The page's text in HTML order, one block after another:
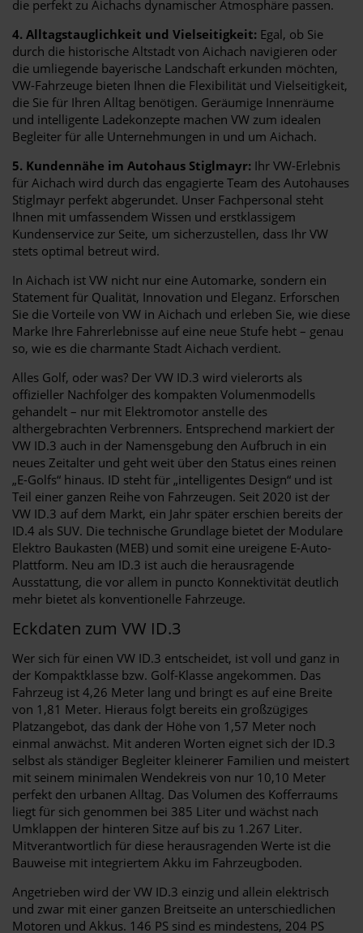
die perfekt zu Aichachs dynamischer Atmosphäre passen.
4. Alltagstauglichkeit und Vielseitigkeit: Egal, ob Sie
durch die historische Altstadt von Aichach navigieren oder
die umliegende bayerische Landschaft erkunden möchten,
VW-Fahrzeuge bieten Ihnen die Flexibilität und Vielseitigkeit,
die Sie für Ihren Alltag benötigen. Geräumige Innenräume
und intelligente Ladekonzepte machen VW zum idealen
Begleiter für alle Unternehmungen in und um Aichach.
5. Kundennähe im Autohaus Stiglmayr: Ihr VW-Erlebnis
für Aichach wird durch das engagierte Team des Autohauses
Stiglmayr perfekt abgerundet. Unser Fachpersonal steht
Ihnen mit umfassendem Wissen und erstklassigem
Kundenservice zur Seite, um sicherzustellen, dass Ihr VW
stets optimal betreut wird.
In Aichach ist VW nicht nur eine Automarke, sondern ein
Statement für Qualität, Innovation und Eleganz. Erforschen
Sie die Vorteile von VW in Aichach und erleben Sie, wie diese
Marke Ihre Fahrerlebnisse auf eine neue Stufe hebt – genau
so, wie es die charmante Stadt Aichach verdient.
Alles Golf, oder was? Der VW ID.3 wird vielerorts als
offizieller Nachfolger des kompakten Volumenmodells
gehandelt – nur mit Elektromotor anstelle des
althergebrachten Verbrenners. Entsprechend markiert der
VW ID.3 auch in der Namensgebung den Aufbruch in ein
neues Zeitalter und geht weit über den Status eines reinen
„E-Golfs“ hinaus. ID steht für „intelligentes Design“ und ist
Teil einer ganzen Reihe von Fahrzeugen. Seit 2020 ist der
VW ID.3 auf dem Markt, ein Jahr später erschien bereits der
ID.4 als SUV. Die technische Grundlage bietet der Modulare
Elektro Baukasten (MEB) und somit eine ureigene E-Auto-
Plattform. Neu am ID.3 ist auch die herausragende
Ausstattung, die vor allem in puncto Konnektivität deutlich
mehr bietet als konventionelle Fahrzeuge.
Eckdaten zum VW ID.3
Wer sich für einen VW ID.3 entscheidet, ist voll und ganz in
der Kompaktklasse bzw. Golf-Klasse angekommen. Das
Fahrzeug ist 4,26 Meter lang und bringt es auf eine Breite
von 1,81 Meter. Hieraus folgt bereits ein großzügiges
Platzangebot, das dank der Höhe von 1,57 Meter noch
einmal anwächst. Mit anderen Worten eignet sich der ID.3
selbst als ständiger Begleiter kleinerer Familien und meistert
mit seinem minimalen Wendekreis von nur 10,10 Meter
perfekt den urbanen Alltag. Das Volumen des Kofferraums
liegt für sich genommen bei 385 Liter und wächst nach
Umklappen der hinteren Sitze auf bis zu 1.267 Liter.
Mitverantwortlich für diese herausragenden Werte ist die
Bauweise mit integriertem Akku im Fahrzeugboden.
Angetrieben wird der VW ID.3 einzig und allein elektrisch
und zwar mit einer ganzen Breitseite an unterschiedlichen
Motoren und Akkus. 146 PS sind es mindestens, 204 PS